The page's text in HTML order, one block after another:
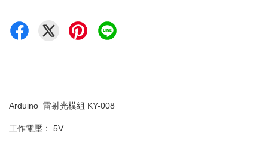
Arduino 雷射光模組 KY-008
工作電壓： 5V